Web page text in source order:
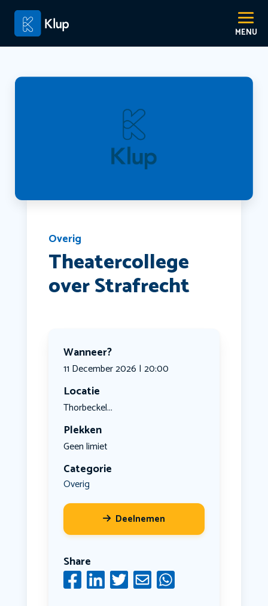
Overig
Theatercollege
over Strafrecht
Wanneer?
11 December 2026 | 20:00
Locatie
Thorbeckel...
Plekken
Geen limiet
Categorie
Overig
Deelnemen
Share